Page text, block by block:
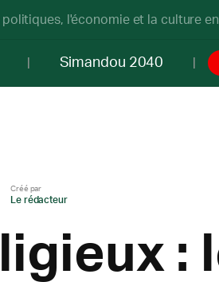
l'économie et la culture
Simandou 2040
Créé par
Le rédacteur
: